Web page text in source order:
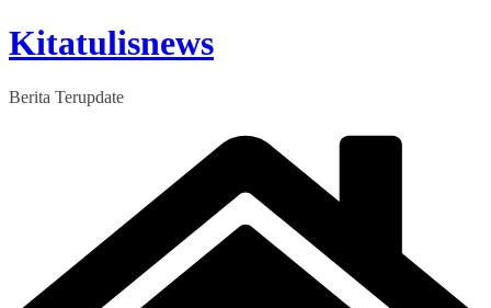
Skip
to
Kitatulisnews
Berita Terupdate